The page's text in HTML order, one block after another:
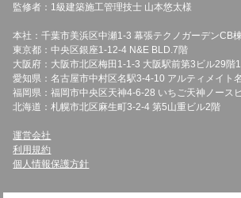
監修者：1級建築施工管理技士 山本悠太様
本社：千葉市美浜区中瀬1-3 幕張テクノガーデンCB
東京都：中央区銀座1-12-4 N&E BLD.7階
大阪府：大阪市北区梅田1-1-3 大阪駅前第3ビル29階
愛知県：名古屋市中村区名駅3-4-10 アルティメイト
福岡県：福岡市中央区天神4-6-28 いちご天神ノース
北海道：札幌市北区麻生町3-2-4 第5山重ビル2階
運営会社
利用規約
個人情報保護方針